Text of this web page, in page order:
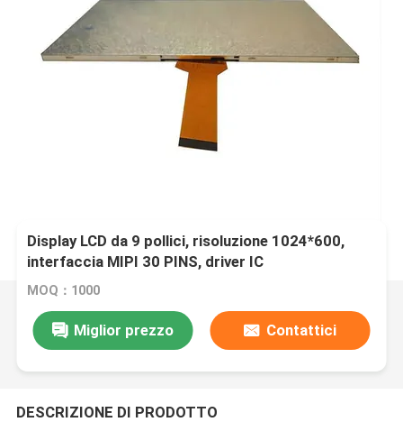
Display LCD da 9 pollici, risoluzione 1024*600,
interfaccia MIPI 30 PINS, driver IC
EK79007AD+EK73217BCGA, 1000 CD/M2
MOQ：1000
Miglior prezzo Contattici
DESCRIZIONE DI PRODOTTO